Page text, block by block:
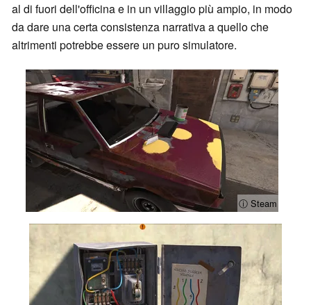
al di fuori dell'officina e in un villaggio più ampio, in modo
da dare una certa consistenza narrativa a quello che
altrimenti potrebbe essere un puro simulatore.
ⓘ Steam